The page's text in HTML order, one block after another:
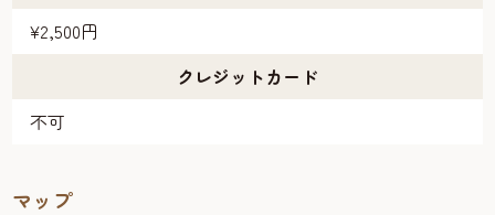
¥2,500円
クレジットカード
不可
マップ